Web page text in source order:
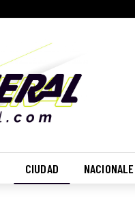
CIUDAD